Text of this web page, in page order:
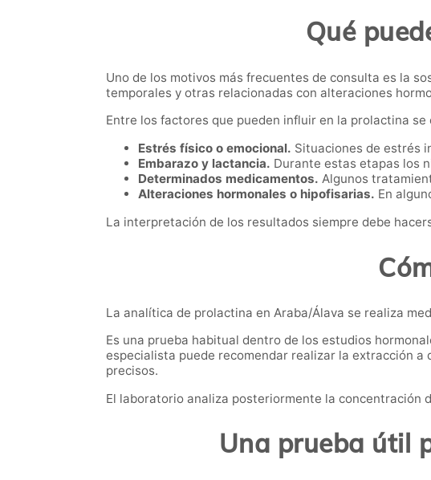
Qué
Uno de los motivos más frecuentes de consulta es la
temporales y otras relacionadas con alteraciones
Entre los factores que pueden influir en la prolactina se
Estrés físico o emocional. Situaciones de estrés
Embarazo y lactancia. Durante estas etapas los
Determinados medicamentos. Algunos
Alteraciones hormonales o hipofisarias. En
La interpretación de los resultados siempre debe
La analítica de prolactina en Araba/Álava se realiza
Es una prueba habitual dentro de los estudios
especialista puede recomendar realizar la extracción
precisos.
El laboratorio analiza posteriormente la concentración
Una prueba útil